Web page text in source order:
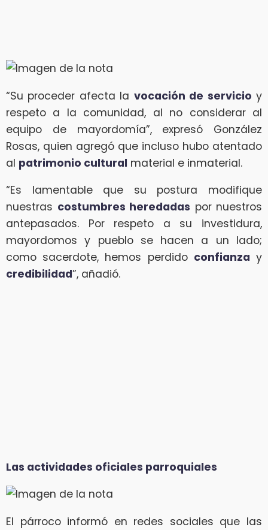
“Su proceder afecta la vocación de servicio y
respeto a la comunidad, al no considerar al
equipo de mayordomía”, expresó González
Rosas, quien agregó que incluso hubo atentado
al patrimonio cultural material e inmaterial.
“Es lamentable que su postura modifique
nuestras costumbres heredadas por nuestros
antepasados. Por respeto a su investidura,
mayordomos y pueblo se hacen a un lado;
como sacerdote, hemos perdido confianza y
credibilidad”, añadió.
Las actividades oficiales parroquiales
El párroco informó en redes sociales que las